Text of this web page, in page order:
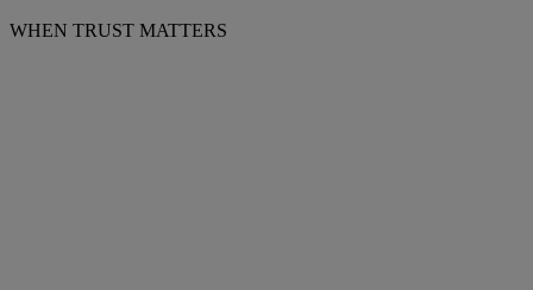
WHEN TRUST MATTERS